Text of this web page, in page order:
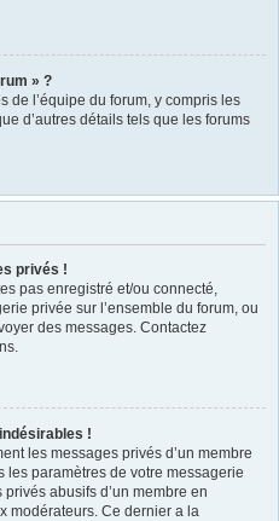
» ?
de l’équipe du forum, y compris les
d’autres détails tels que les forums
privés !
pas enregistré et/ou connecté,
privée sur l’ensemble du forum, ou
des messages. Contactez
!
les messages privés d’un membre
paramètres de votre messagerie
abusifs d’un membre en
modérateurs. Ce dernier a la